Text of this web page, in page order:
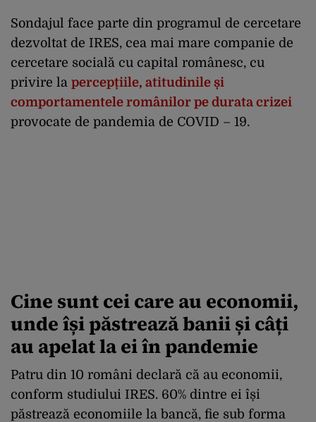
Sondajul face parte din programul de cercetare
dezvoltat de IRES, cea mai mare companie de
cercetare socială cu capital românesc, cu
privire la percepțiile, atitudinile și
comportamentele românilor pe durata crizei
provocate de pandemia de COVID – 19.
Cine sunt cei care au economii,
unde își păstrează banii și câți
au apelat la ei în pandemie
Patru din 10 români declară că au economii,
conform studiului IRES. 60% dintre ei își
păstrează economiile la bancă, fie sub forma